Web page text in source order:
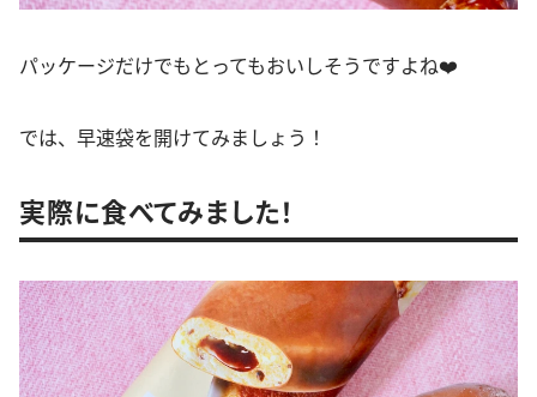
パッケージだけでもとってもおいしそうですよね❤️
では、早速袋を開けてみましょう！
実際に食べてみました！